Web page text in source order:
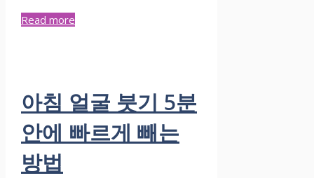
Read more
아침 얼굴 붓기 5분
안에 빠르게 빼는
방법